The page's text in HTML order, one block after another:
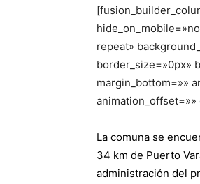
repeat»
border_size=»0px»
margin_bottom=»»
La comuna se
34 km de Puerto
administración del